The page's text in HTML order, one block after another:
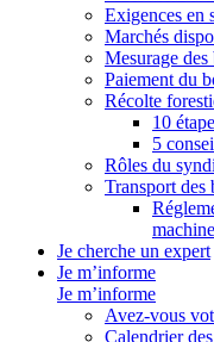
Exigences en
Marchés
Mesurage des
Paiement du
Récolte
10
5
Rôles du
Transport des
Je cherche un expert
Je m’informe
Je m’informe
Avez-vous
Calendrier